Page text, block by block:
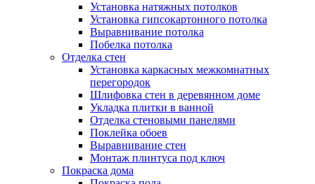
Установка натяжных потолков
Установка гипсокартонного потолка
Выравнивание потолка
Побелка потолка
Отделка стен
Установка каркасных межкомнатных
перегородок
Шлифовка стен в деревянном доме
Укладка плитки в ванной
Отделка стеновыми панелями
Поклейка обоев
Выравнивание стен
Монтаж плинтуса под ключ
Покраска дома